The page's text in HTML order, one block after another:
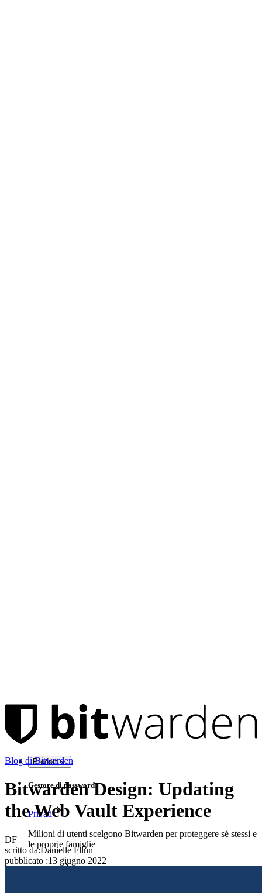
Prodotti
Gestore di password
Privati
Milioni di utenti scelgono Bitwarden per proteggere sé stessi e
le proprie famiglie
Blog di Bitwarden
Bitwarden Design: Updating
the Web Vault Experience
DF
scritto da:Danielle Flinn
pubblicato :13 giugno 2022